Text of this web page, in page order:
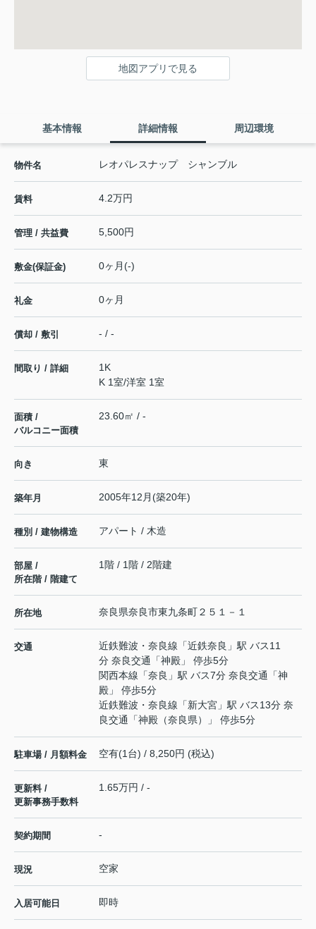
地図アプリで見る
基本情報 詳細情報 周辺環境
物件名 レオパレスナップ シャンブル
賃料 4.2万円
管理 / 共益費 5,500円
敷金(保証金) 0ヶ月(-)
礼金 0ヶ月
償却 / 敷引 - / -
間取り / 詳細
1K
K 1室/洋室 1室
面積 /
バルコニー面積
23.60㎡ / -
向き 東
築年月 2005年12月(築20年)
種別 / 建物構造 アパート / 木造
部屋 /
所在階 / 階建て
1階 / 1階 / 2階建
所在地 奈良県奈良市東九条町２５１－１
交通 近鉄難波・奈良線 「近鉄奈良 」駅 バス11
分 奈良交通「神殿」 停歩5分
関西本線 「奈良 」駅 バス7分 奈良交通「神
殿」 停歩5分
近鉄難波・奈良線 「新大宮 」駅 バス13分 奈
良交通「神殿（奈良県）」 停歩5分
駐車場 / 月額料金 空有(1台) / 8,250円 (税込)
更新料 /
更新事務手数料
1.65万円 / -
契約期間 -
現況 空家
入居可能日 即時